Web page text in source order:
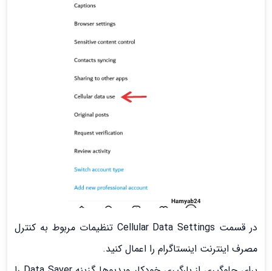
در قسمت Cellular Data Settings تنظیمات مربوط به کنترل
مصرف اینترنت اینستاگرام را اعمال کنید.